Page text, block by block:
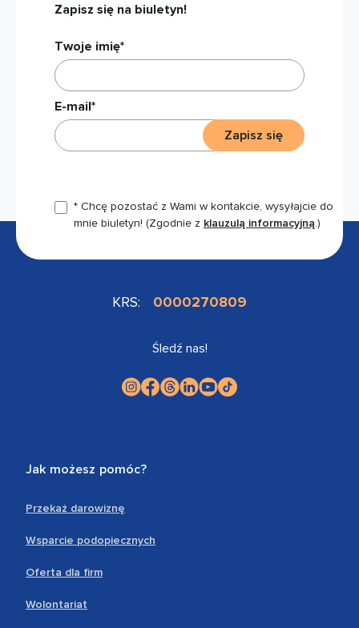
Zapisz się na biuletyn!
Twoje imię*
E-mail*
* Chcę pozostać z Wami w kontakcie, wysyłajcie do
mnie biuletyn! (Zgodnie z klauzulą informacyjną.)
Zapisz się
KRS: 0000270809
Śledź nas!
Jak możesz pomóc?
Przekaż darowiznę
Wsparcie podopiecznych
Oferta dla firm
Wolontariat